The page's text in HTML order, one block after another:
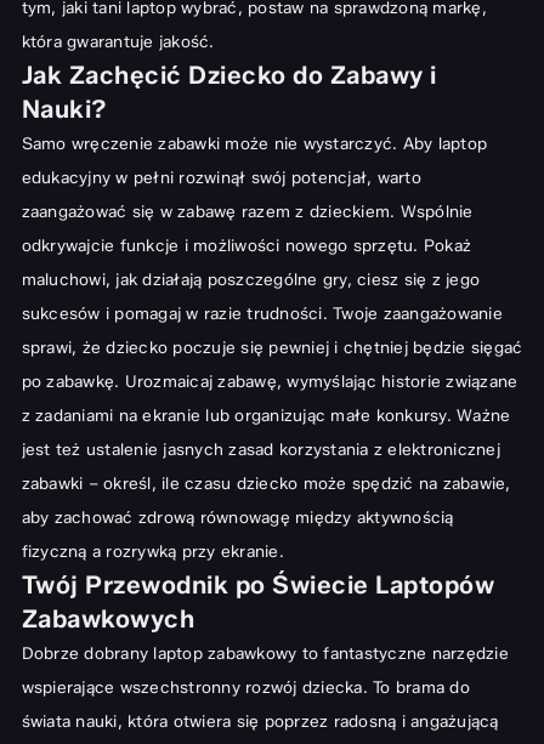
tym, jaki tani laptop wybrać, postaw na sprawdzoną markę,
która gwarantuje jakość.
Jak Zachęcić Dziecko do Zabawy i
Nauki?
Samo wręczenie zabawki może nie wystarczyć. Aby laptop
edukacyjny w pełni rozwinął swój potencjał, warto
zaangażować się w zabawę razem z dzieckiem. Wspólnie
odkrywajcie funkcje i możliwości nowego sprzętu. Pokaż
maluchowi, jak działają poszczególne gry, ciesz się z jego
sukcesów i pomagaj w razie trudności. Twoje zaangażowanie
sprawi, że dziecko poczuje się pewniej i chętniej będzie sięgać
po zabawkę. Urozmaicaj zabawę, wymyślając historie związane
z zadaniami na ekranie lub organizując małe konkursy. Ważne
jest też ustalenie jasnych zasad korzystania z elektronicznej
zabawki – określ, ile czasu dziecko może spędzić na zabawie,
aby zachować zdrową równowagę między aktywnością
fizyczną a rozrywką przy ekranie.
Twój Przewodnik po Świecie Laptopów
Zabawkowych
Dobrze dobrany laptop zabawkowy to fantastyczne narzędzie
wspierające wszechstronny rozwój dziecka. To brama do
świata nauki, która otwiera się poprzez radosną i angażującą